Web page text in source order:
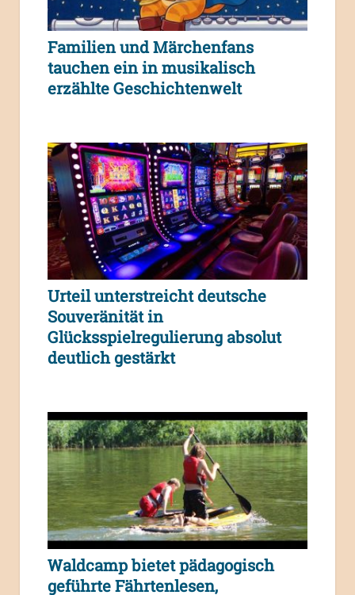
Familien und Märchenfans
tauchen ein in musikalisch
erzählte Geschichtenwelt
Urteil unterstreicht deutsche
Souveränität in
Glücksspielregulierung absolut
deutlich gestärkt
Waldcamp bietet pädagogisch
geführte Fährtenlesen,